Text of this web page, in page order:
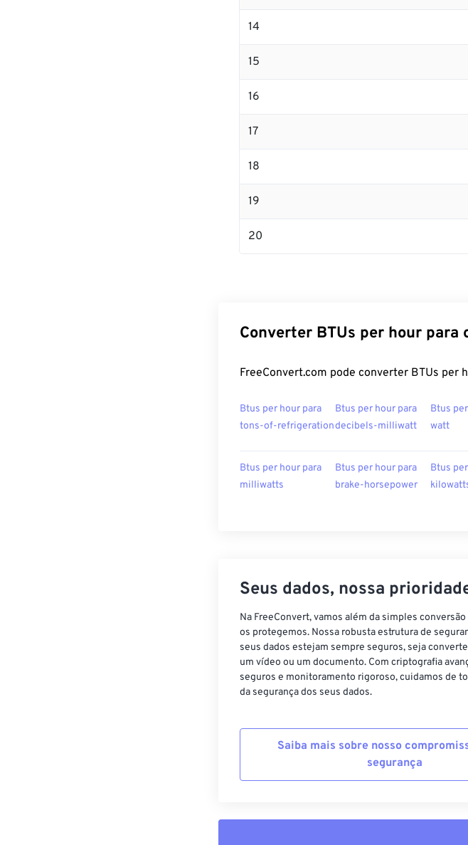
14
15
16
17
18
19
20
Converter BTUs per hour para
FreeConvert.com pode converter BTUs per
Btus per hour para
tons-of-refrigeration
Btus per hour para
decibels-milliwatt
Btus
watt
Btus per hour para
milliwatts
Btus per hour para
brake-horsepower
Btus
Seus dados, nossa
Na FreeConvert, vamos além da simples
os protegemos. Nossa robusta estrutura de
seus dados estejam sempre seguros, seja
um vídeo ou um documento. Com criptografia
seguros e monitoramento rigoroso, cuidamos de
da segurança dos seus dados.
Saiba mais sobre nosso
segurança